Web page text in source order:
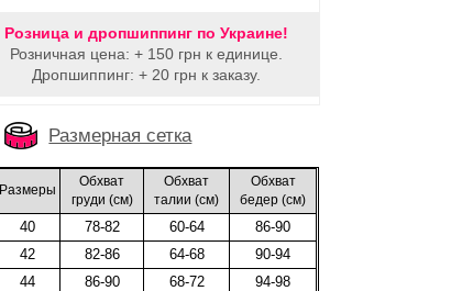
Розница и дропшиппинг по Украине!
Розничная цена: + 150 грн к единице.
Дропшиппинг: + 20 грн к заказу.
Размерная сетка
Размеры
Обхват
груди (cм)
Обхват
талии (cм)
Обхват
бедер (cм)
40 78-82 60-64
86-90
42
82-86 64-68
90-94
44
86-90 68-72
94-98